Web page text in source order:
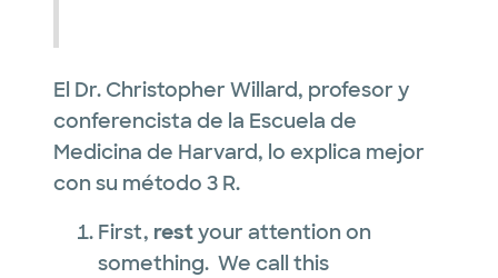
El Dr. Christopher Willard, profesor y
conferencista de la Escuela de
Medicina de Harvard, lo explica mejor
con su método 3 R.
First, restyour attention on
something. We call this